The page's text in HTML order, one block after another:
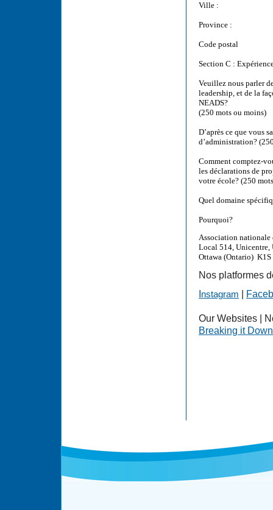
Ville :
Province :
Code postal
Section C :
Veuillez nous parler
leadership, et de la
NEADS?
(250 mots ou moins)
D’après ce que vous
d’administration?
Comment comptez-
les déclarations de
votre école? (250
Quel domaine
Pourquoi?
Association nationale
Local 514, Unicentre,
Ottawa (Ontario)
Nos platformes
nstagram
Our Websites |
Breaking it Down